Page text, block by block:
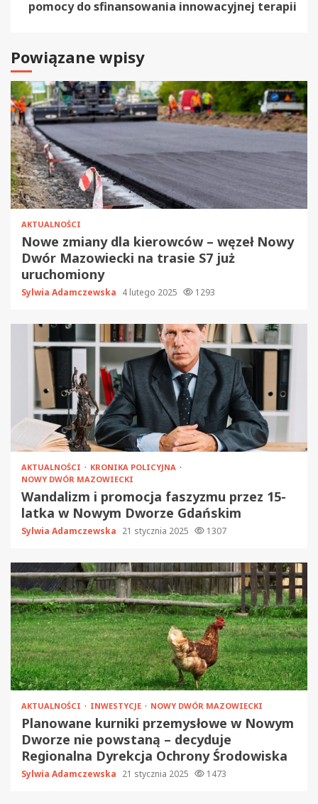
pomocy do sfinansowania innowacyjnej terapii
Powiązane wpisy
AKTUALNOŚCI
Nowe zmiany dla kierowców – węzeł Nowy
Dwór Mazowiecki na trasie S7 już
uruchomiony
Sylwia Adamczewska 4 lutego 2025 1293
AKTUALNOŚCI
KRONIKA POLICYJNA
NOWY DWÓR MAZOWIECKI
Wandalizm i promocja faszyzmu przez 15-
latka w Nowym Dworze Gdańskim
Sylwia Adamczewska 21 stycznia 2025 1307
AKTUALNOŚCI INWESTYCJE NOWY DWÓR MAZOWIECKI
Planowane kurniki przemysłowe w Nowym
Dworze nie powstaną – decyduje
Regionalna Dyrekcja Ochrony Środowiska
Sylwia Adamczewska 21 stycznia 2025 1473